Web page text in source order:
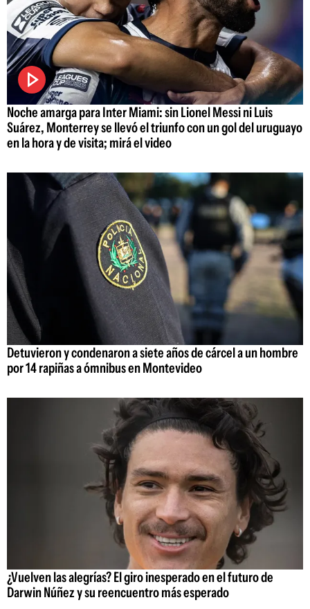
Noche amarga para Inter Miami: sin Lionel Messi ni Luis
Suárez, Monterrey se llevó el triunfo con un gol del uruguayo
en la hora y de visita; mirá el video
Detuvieron y condenaron a siete años de cárcel a un hombre
por 14 rapiñas a ómnibus en Montevideo
¿Vuelven las alegrías? El giro inesperado en el futuro de
Darwin Núñez y su reencuentro más esperado